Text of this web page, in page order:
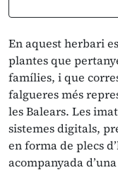
En aquest herbari
plantes que
famílies, i que
falgueres més
les Balears. Les
sistemes digitals,
en forma de plecs
acompanyada